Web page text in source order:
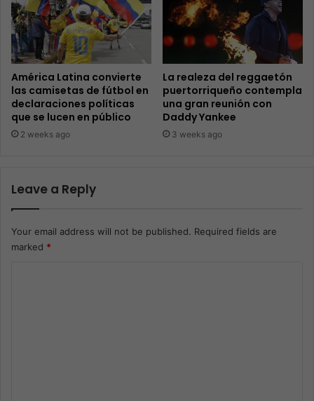
América Latina convierte
las camisetas de fútbol en
declaraciones políticas
que se lucen en público
2 weeks ago
La realeza del reggaetón
puertorriqueño contempla
una gran reunión con
Daddy Yankee
3 weeks ago
Leave a Reply
Your email address will not be published. Required fields are
marked *